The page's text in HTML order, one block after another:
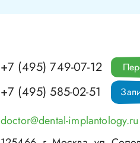
+7 (495) 749-07-12
+7 (495) 585-02-51
doctor@dental-implantology.ru